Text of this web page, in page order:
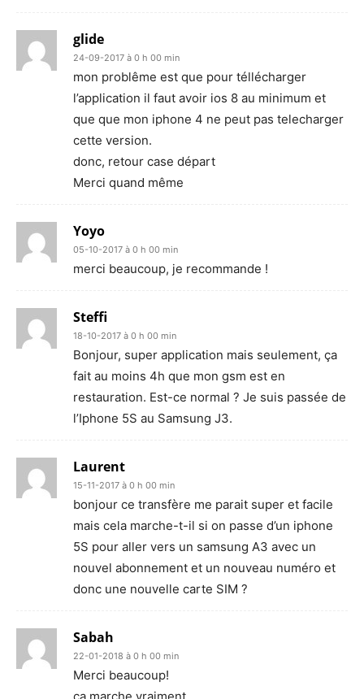
glide
24-09-2017 à 0 h 00 min
mon problême est que pour téllécharger
l’application il faut avoir ios 8 au minimum et
que que mon iphone 4 ne peut pas telecharger
cette version.
donc, retour case départ
Merci quand même
Yoyo
05-10-2017 à 0 h 00 min
merci beaucoup, je recommande !
Steffi
18-10-2017 à 0 h 00 min
Bonjour, super application mais seulement, ça
fait au moins 4h que mon gsm est en
restauration. Est-ce normal ? Je suis passée de
l’Iphone 5S au Samsung J3.
Laurent
15-11-2017 à 0 h 00 min
bonjour ce transfère me parait super et facile
mais cela marche-t-il si on passe d’un iphone
5S pour aller vers un samsung A3 avec un
nouvel abonnement et un nouveau numéro et
donc une nouvelle carte SIM ?
Sabah
22-01-2018 à 0 h 00 min
Merci beaucoup!